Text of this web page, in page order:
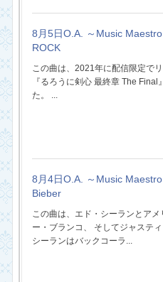
8月5日O.A. ～Music
ROCK
この曲は、2021年に配信限定で
『るろうに剣心 最終章 The
た。 ...
8月4日O.A. ～Music
Bieber
この曲は、エド・シーランとア
ー・ブランコ、 そしてジャステ
シーランはバックコーラ...